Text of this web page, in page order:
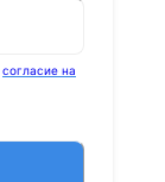
согласие на